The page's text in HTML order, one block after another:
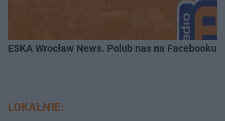
ESKA Wrocław News. Polub nas na Facebooku!
LOKALNIE: